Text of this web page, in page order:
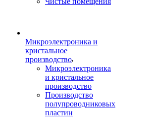
Микроэлектроника и
кристальное
производство
Микроэлектроника
и кристальное
производство
Производство
полупроводниковых
пластин